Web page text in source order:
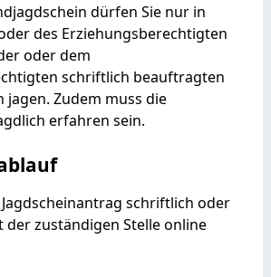
dürfen Sie nur in
des Erziehungsberechtigten
oder dem
schriftlich beauftragten
jagen. Zudem muss die
erfahren sein.
schriftlich oder
der zuständigen Stelle online